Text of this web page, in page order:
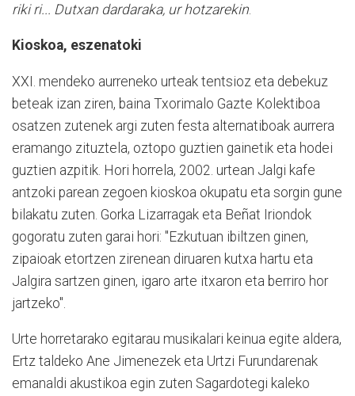
riki ri... Dutxan dardaraka, ur hotzarekin
Kioskoa, eszenatoki
XXI. mendeko aurreneko urteak tentsioz eta debekuz
beteak izan ziren, baina Txorimalo Gazte Kolektiboa
osatzen zutenek argi zuten festa alternatiboak aurrera
eramango zituztela, oztopo guztien gainetik eta hodei
guztien azpitik. Hori horrela, 2002. urtean Jalgi kafe
antzoki parean zegoen kioskoa okupatu eta sorgin gune
bilakatu zuten. Gorka Lizarragak eta Beñat Iriondok
gogoratu zuten garai hori: "Ezkutuan ibiltzen ginen,
zipaioak etortzen zirenean diruaren kutxa hartu eta
Jalgira sartzen ginen, igaro arte itxaron eta berriro hor
jartzeko".
Urte horretarako egitarau musikalari keinua egite aldera,
Ertz taldeko Ane Jimenezek eta Urtzi Furundarenak
emanaldi akustikoa egin zuten Sagardotegi kaleko